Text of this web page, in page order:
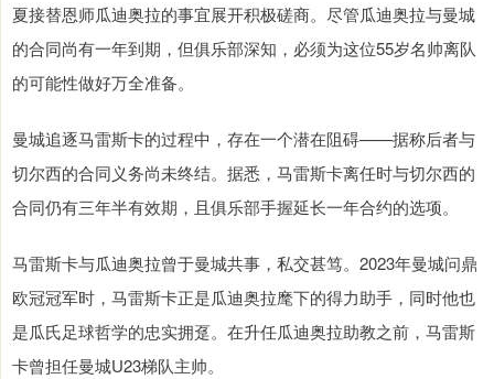
夏接替恩师瓜迪奥拉的事宜展开积极磋商。尽管瓜迪奥拉与曼城
的合同尚有一年到期，但俱乐部深知，必须为这位55岁名帅离队
的可能性做好万全准备。
曼城追逐马雷斯卡的过程中，存在一个潜在阻碍——据称后者与
切尔西的合同义务尚未终结。据悉，马雷斯卡离任时与切尔西的
合同仍有三年半有效期，且俱乐部手握延长一年合约的选项。
马雷斯卡与瓜迪奥拉曾于曼城共事，私交甚笃。2023年曼城问鼎
欧冠冠军时，马雷斯卡正是瓜迪奥拉麾下的得力助手，同时他也
是瓜氏足球哲学的忠实拥趸。在升任瓜迪奥拉助教之前，马雷斯
卡曾担任曼城U23梯队主帅。